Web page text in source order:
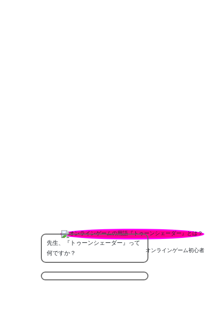
オンラインゲーム初心者
先生、『トゥーンシェーダー』って
何ですか？